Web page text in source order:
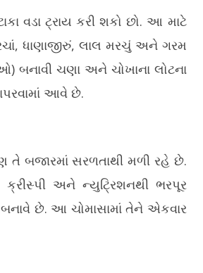
વડા ટ્રાય કરી શકો છો. આ માટે
ધાણાજીરું, લાલ મરચું અને ગરમ
બનાવી ચણા અને ચોખાના લોટના
આવે છે.
તે બજારમાં સરળતાથી મળી રહે છે.
અને ન્યુટ્રિશનથી ભરપૂર
છે. આ ચોમાસામાં તેને એકવાર